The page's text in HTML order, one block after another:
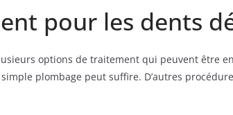
pour les dents
options de traitement qui peuvent être
plombage peut suffire. D’autres